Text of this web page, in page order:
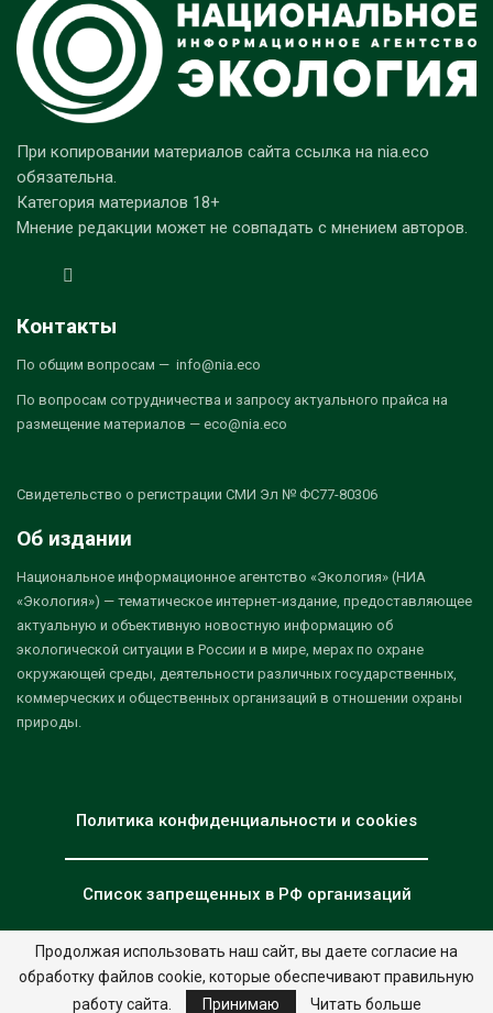
При копировании материалов сайта ссылка на nia.eco
обязательна.
Категория материалов 18+
Мнение редакции может не совпадать с мнением авторов.
Контакты
По общим вопросам — info@nia.eco
По вопросам сотрудничества и запросу актуального прайса на
размещение материалов — eco@nia.eco
Свидетельство о регистрации СМИ Эл № ФС77-80306
Об издании
Национальное информационное агентство «Экология» (НИА
«Экология») — тематическое интернет-издание, предоставляющее
актуальную и объективную новостную информацию об
экологической ситуации в России и в мире, мерах по охране
окружающей среды, деятельности различных государственных,
коммерческих и общественных организаций в отношении охраны
природы.
Политика конфиденциальности и cookies
Список запрещенных в РФ организаций
© 2026 - НИА "Экология". Все права защищены. Дизайн:nia.eco
Продолжая использовать наш сайт, вы даете согласие на
обработку файлов cookie, которые обеспечивают правильную
работу сайта.
Принимаю Читать больше